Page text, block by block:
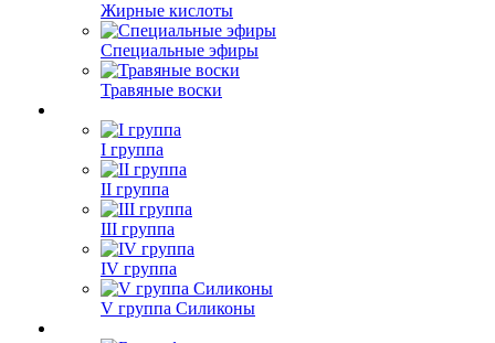
Жирные кислоты
Специальные эфиры
Травяные воски
I группа
II группа
III группа
IV группа
V группа Силиконы